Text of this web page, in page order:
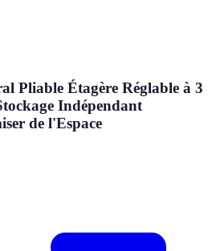
Pliable Étagère Réglable à 3
Indépendant
de l'Espace